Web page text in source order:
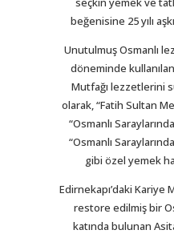
beğenisine 25 yılı
Unutulmuş Osmanlı
döneminde
Mutfağı lezzetlerini
olarak, “Fatih Sultan
“Osmanlı
“Osmanlı
gibi özel yemek
Edirnekapı’daki Kariye
restore edilmiş bir
katında bulunan